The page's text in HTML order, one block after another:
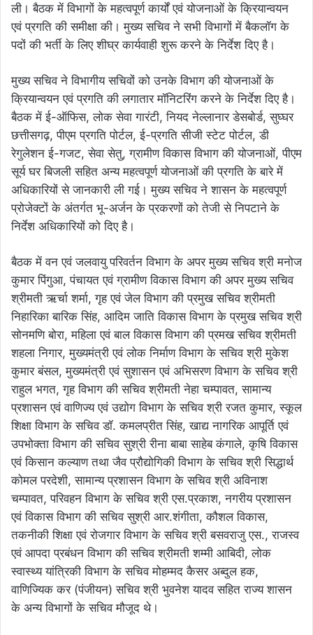
ली। बैठक में विभागों के महत्वपूर्ण कार्यों एवं योजनाओं के क्रियान्वयन
एवं प्रगति की समीक्षा की। मुख्य सचिव ने सभी विभागों में बैकलॉग के
पदों की भर्ती के लिए शीघ्र कार्यवाही शुरू करने के निर्देश दिए है।
मुख्य सचिव ने विभागीय सचिवों को उनके विभाग की योजनाओं के
क्रियान्वयन एवं प्रगति की लगातार मॉनिटरिंग करने के निर्देश दिए है।
बैठक में ई-ऑफिस, लोक सेवा गारंटी, नियद नेल्लानार डेसबोर्ड, सुघ्घर
छत्तीसगढ़, पीएम प्रगति पोर्टल, ई-प्रगति सीजी स्टेट पोर्टल, डी
रेगुलेशन ई-गजट, सेवा सेतु, ग्रामीण विकास विभाग की योजनाओं, पीएम
सूर्य घर बिजली सहित अन्य महत्वपूर्ण योजनाओं की प्रगति के बारे में
अधिकारियों से जानकारी ली गई। मुख्य सचिव ने शासन के महत्वपूर्ण
प्रोजेक्टों के अंतर्गत भू-अर्जन के प्रकरणों को तेजी से निपटाने के
निर्देश अधिकारियों को दिए है।
बैठक में वन एवं जलवायु परिवर्तन विभाग के अपर मुख्य सचिव श्री मनोज
कुमार पिंगुआ, पंचायत एवं ग्रामीण विकास विभाग की अपर मुख्य सचिव
श्रीमती ऋर्चा शर्मा, गृह एवं जेल विभाग की प्रमुख सचिव श्रीमती
निहारिका बारिक सिंह, आदिम जाति विकास विभाग के प्रमुख सचिव श्री
सोनमणि बोरा, महिला एवं बाल विकास विभाग की प्रमख सचिव श्रीमती
शहला निगार, मुख्यमंत्री एवं लोक निर्माण विभाग के सचिव श्री मुकेश
कुमार बंसल, मुख्यमंत्री एवं सुशासन एवं अभिसरण विभाग के सचिव श्री
राहुल भगत, गृह विभाग की सचिव श्रीमती नेहा चम्पावत, सामान्य
प्रशासन एवं वाणिज्य एवं उद्योग विभाग के सचिव श्री रजत कुमार, स्कूल
शिक्षा विभाग के सचिव डॉ. कमलप्रीत सिंह, खाद्य नागरिक आपूर्ति एवं
उपभोक्ता विभाग की सचिव सुश्री रीना बाबा साहेब कंगाले, कृषि विकास
एवं किसान कल्याण तथा जैव प्रौद्योगिकी विभाग के सचिव श्री सिद्धार्थ
कोमल परदेशी, सामान्य प्रशासन विभाग के सचिव श्री अविनाश
चम्पावत, परिवहन विभाग के सचिव श्री एस.प्रकाश, नगरीय प्रशासन
एवं विकास विभाग की सचिव सुश्री आर.शंगीता, कौशल विकास,
तकनीकी शिक्षा एवं रोजगार विभाग के सचिव श्री बसवराजु एस., राजस्व
एवं आपदा प्रबंधन विभाग की सचिव श्रीमती शम्मी आबिदी, लोक
स्वास्थ्य यांत्रिकी विभाग के सचिव मोहम्मद कैसर अब्दुल हक,
वाणिज्यिक कर (पंजीयन) सचिव श्री भुवनेश यादव सहित राज्य शासन
के अन्य विभागों के सचिव मौजूद थे।